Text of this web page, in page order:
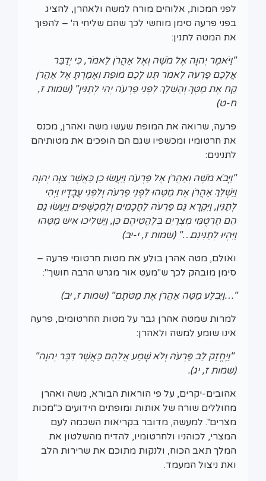
לפני המכות, אלוהים מורה למשה ולאהרן, להציג
בפני פרעה סימן מוחשי לכך שהם שליחי ה' – להפוך
את המטה לתנין:
"וַיֹּאמֶר יְהוָה אֶל מֹשֶׁה וְאֶל אַהֲרֹן לֵאמֹר, כִּי יְדַבֵּר
אֲלֵכֶם פַּרְעֹה לֵאמֹר תְּנוּ לָכֶם מוֹפֵת וְאָמַרְתָּ אֶל אַהֲרֹן
קַח אֶת מַטְּךָ וְהַשְׁלֵךְ לִפְנֵי פַרְעֹה יְהִי לְתַנִּין" (שמות ז,
ח-ט)
פרעה, שרואה את המופת שעשו משה ואהרן, מכנס
את חרטומיו ומכשפיו שגם הם הופכים את מטותיהם
לתנינים:
"וַיָּבֹא מֹשֶׁה וְאַהֲרֹן אֶל פַּרְעֹה וַיַּעֲשׂוּ כֵן כַּאֲשֶׁר צִוָּה יְהוָה
וַיַּשְׁלֵךְ אַהֲרֹן אֶת מַטֵּהוּ לִפְנֵי פַרְעֹה וְלִפְנֵי עֲבָדָיו וַיְהִי
לְתַנִּין, וַיִּקְרָא גַּם פַּרְעֹה לַחֲכָמִים וְלַמְכַשְּׁפִים וַיַּעֲשׂוּ גַם
הֵם חַרְטֻמֵּי מִצְרַיִם בְּלַהֲטֵיהֶם כֵּן, וַיַּשְׁלִיכוּ אִישׁ מַטֵּהוּ
וַיִּהְיוּ לְתַנִּינִם…" (שמות ז, י-יב)
ואולם, מטה אהרן בולע את מטות חרטומי פרעה –
סימן מובהק לכך ש"מעט אור מגרש הרבה חושך":
"…וַיִּבְלַע מַטֵּה אַהֲרֹן אֶת מַטֹּתָם" (שמות ז, יב)
למרות שמטה אהרן גבר על מטות החרטומים, פרעה
אינו שומע למשה ולאהרן:
"וַיֶּחֱזַק לֵב פַּרְעֹה וְלֹא שָׁמַע אֲלֵהֶם כַּאֲשֶׁר דִּבֶּר יְהוָה"
(שמות ז, יג).
אהובים-יקרים, על פי הוראות הבורא, משה ואהרן
מחוללים שורה של אותות ומופתים הידועים כ"מכות
מצרים". למעשה, מדובר בקריאות השכמה לעם
המצרי, לכוהניו ולחרטומיו, להדיח מהשלטון את
המלך תאב הכוח, ולנקות מתוכם את שרירות הלב
ואת ניצול המעמד.